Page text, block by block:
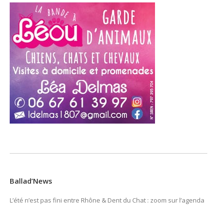
Ballad’News
L’été n’est pas fini entre Rhône & Dent du Chat : zoom sur l’agenda